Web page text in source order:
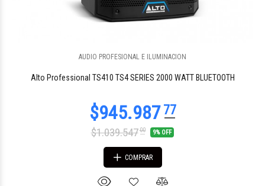
AUDIO PROFESIONAL E ILUMINACION
Alto Professional TS410 TS4 SERIES 2000 WATT BLUETOOTH
$1.039.54700 9% OFF
COMPRAR